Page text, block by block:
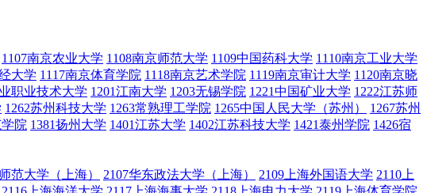
1107南京农业大学 1108南京师范大学 1109中国药科大学 1110南京工业大学
大学 1117南京体育学院 1118南京艺术学院 1119南京审计大学 1120南京晓
职业技术大学 1201江南大学 1203无锡学院 1221中国矿业大学 1222江苏师
1262苏州科技大学 1263常熟理工学院 1265中国人民大学（苏州）
1267苏州
院 1381扬州大学 1401江苏大学 1402江苏科技大学 1421泰州学院 1426宿
范大学（上海） 2107华东政法大学（上海） 2109上海外国语大学 2110上